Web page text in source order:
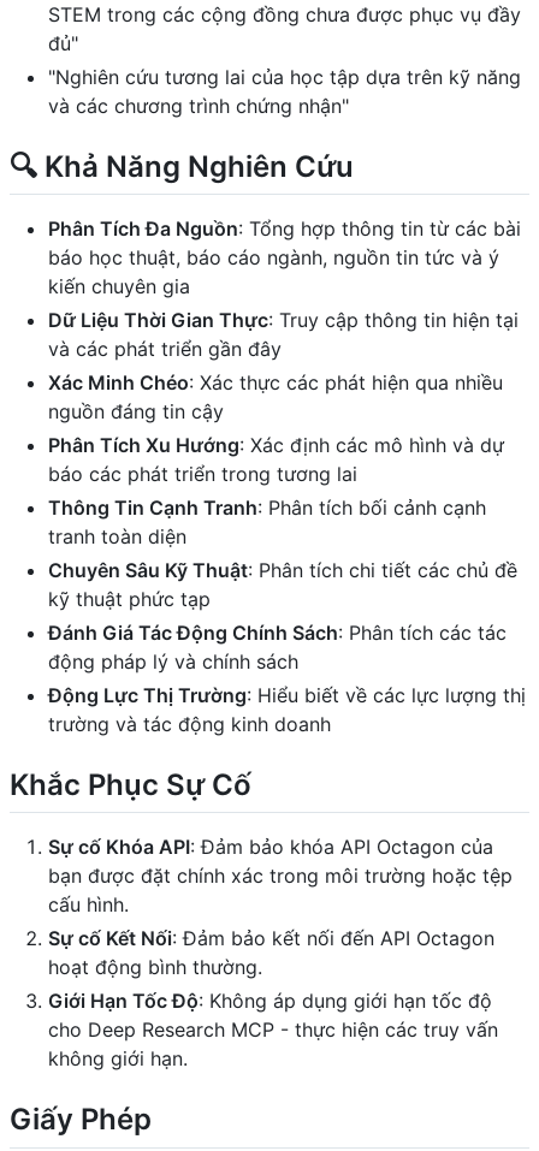
STEM trong các cộng đồng chưa được phục vụ đầy
đủ"
"Nghiên cứu tương lai của học tập dựa trên kỹ năng
và các chương trình chứng nhận"
🔍 Khả Năng Nghiên Cứu
Phân Tích Đa Nguồn: Tổng hợp thông tin từ các bài
báo học thuật, báo cáo ngành, nguồn tin tức và ý
kiến chuyên gia
Dữ Liệu Thời Gian Thực: Truy cập thông tin hiện tại
và các phát triển gần đây
Xác Minh Chéo: Xác thực các phát hiện qua nhiều
nguồn đáng tin cậy
Phân Tích Xu Hướng: Xác định các mô hình và dự
báo các phát triển trong tương lai
Thông Tin Cạnh Tranh: Phân tích bối cảnh cạnh
tranh toàn diện
Chuyên Sâu Kỹ Thuật: Phân tích chi tiết các chủ đề
kỹ thuật phức tạp
Đánh Giá Tác Động Chính Sách: Phân tích các tác
động pháp lý và chính sách
Động Lực Thị Trường: Hiểu biết về các lực lượng thị
trường và tác động kinh doanh
Khắc Phục Sự Cố
Sự cố Khóa API: Đảm bảo khóa API Octagon của
bạn được đặt chính xác trong môi trường hoặc tệp
cấu hình.
Sự cố Kết Nối: Đảm bảo kết nối đến API Octagon
hoạt động bình thường.
Giới Hạn Tốc Độ: Không áp dụng giới hạn tốc độ
cho Deep Research MCP - thực hiện các truy vấn
không giới hạn.
Giấy Phép